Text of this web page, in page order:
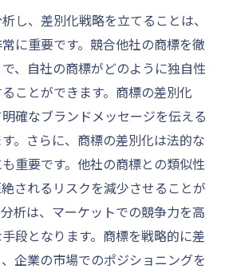
し、差別化戦略を立てることは、
に重要です。競合他社の商標を徹
、自社の商標がどのように独自性
ことができます。商標の差別化
確なブランドメッセージを伝える
。さらに、商標の差別化は法的な
重要です。他社の商標との類似性
されるリスクを減少させることが
析は、マーケットでの競争力を高
段となります。商標を戦略的に差
企業の市場でのポジショニングを